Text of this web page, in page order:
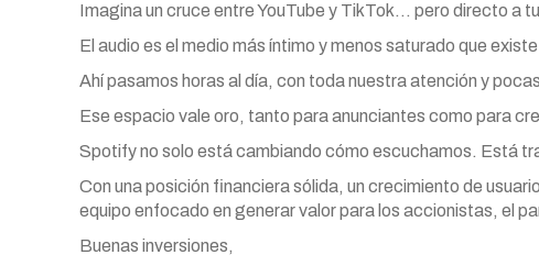
Imagina un cruce entre YouTube y TikTok… pero directo a
El audio es el medio más íntimo y menos saturado que
Ahí pasamos horas al día, con toda nuestra atención y
Ese espacio vale oro, tanto para anunciantes como para
Spotify no solo está cambiando cómo escuchamos. Está
Con una posición financiera sólida, un crecimiento de
equipo enfocado en generar valor para los accionistas, el
Buenas inversiones,